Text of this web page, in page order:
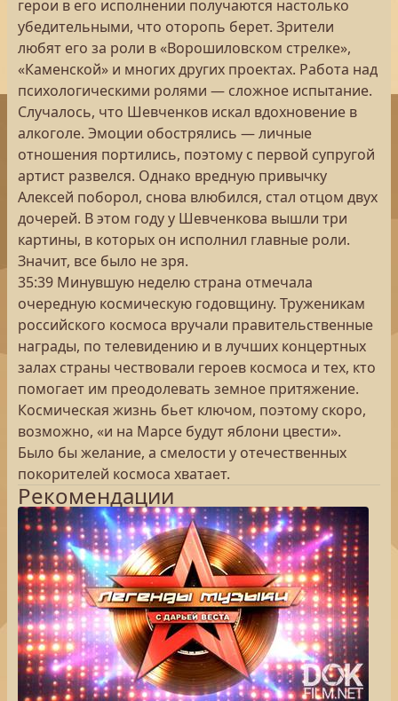
герои в его исполнении получаются настолько
убедительными, что оторопь берет. Зрители
любят его за роли в «Ворошиловском стрелке»,
«Каменской» и многих других проектах. Работа над
психологическими ролями — сложное испытание.
Случалось, что Шевченков искал вдохновение в
алкоголе. Эмоции обострялись — личные
отношения портились, поэтому с первой супругой
артист развелся. Однако вредную привычку
Алексей поборол, снова влюбился, стал отцом двух
дочерей. В этом году у Шевченкова вышли три
картины, в которых он исполнил главные роли.
Значит, все было не зря.
35:39 Минувшую неделю страна отмечала
очередную космическую годовщину. Труженикам
российского космоса вручали правительственные
награды, по телевидению и в лучших концертных
залах страны чествовали героев космоса и тех, кто
помогает им преодолевать земное притяжение.
Космическая жизнь бьет ключом, поэтому скоро,
возможно, «и на Марсе будут яблони цвести».
Было бы желание, а смелости у отечественных
покорителей космоса хватает.
Рекомендации